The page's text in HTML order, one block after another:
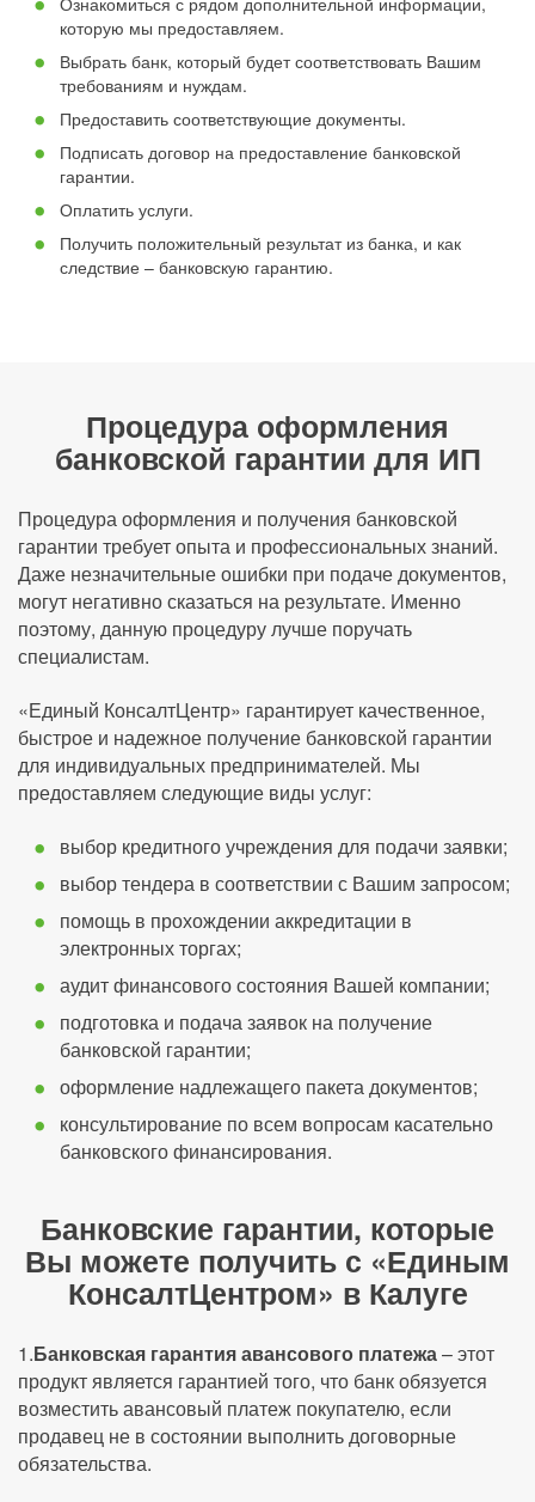
которую мы предоставляем.
Выбрать банк, который будет соответствовать Вашим
требованиям и нуждам.
Предоставить соответствующие документы.
Подписать договор на предоставление банковской
гарантии.
Оплатить услуги.
Получить положительный результат из банка, и как
следствие – банковскую гарантию.
Процедура оформления
банковской гарантии для ИП
Процедура оформления и получения банковской
гарантии требует опыта и профессиональных знаний.
Даже незначительные ошибки при подаче документов,
могут негативно сказаться на результате. Именно
поэтому, данную процедуру лучше поручать
специалистам.
«Единый КонсалтЦентр» гарантирует качественное,
быстрое и надежное получение банковской гарантии
для индивидуальных предпринимателей. Мы
предоставляем следующие виды услуг:
выбор кредитного учреждения для подачи заявки;
выбор тендера в соответствии с Вашим запросом;
помощь в прохождении аккредитации в
электронных торгах;
аудит финансового состояния Вашей компании;
подготовка и подача заявок на получение
банковской гарантии;
оформление надлежащего пакета документов;
консультирование по всем вопросам касательно
банковского финансирования.
Банковские гарантии, которые
Вы можете получить с «Единым
КонсалтЦентром» в Калуге
1.Банковская гарантия авансового платежа– этот
продукт является гарантией того, что банк обязуется
возместить авансовый платеж покупателю, если
продавец не в состоянии выполнить договорные
обязательства.